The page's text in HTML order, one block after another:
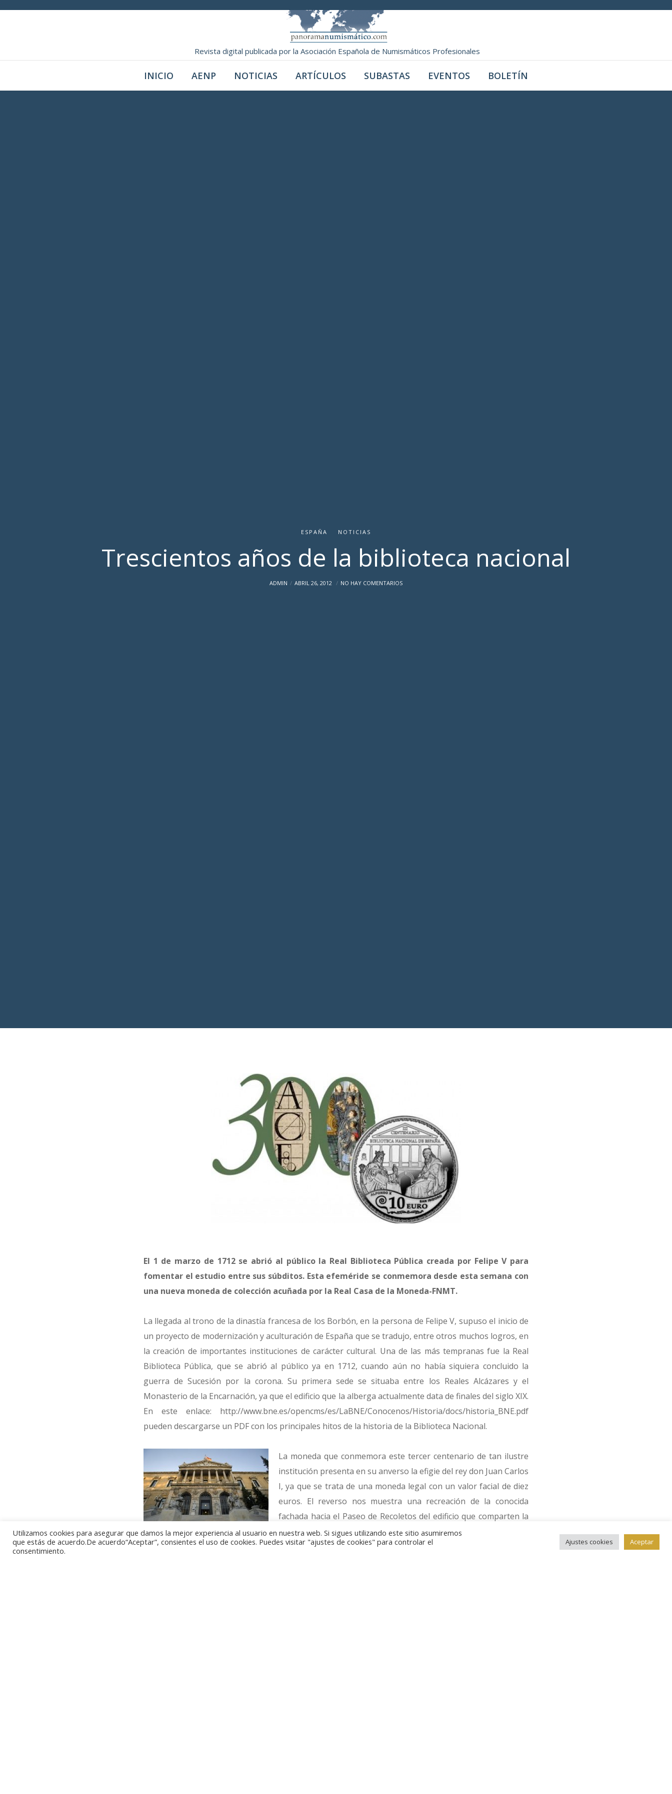
Revista digital publicada por la Asociación Española de Numismáticos Profesionales
INICIO AENP NOTICIAS ARTÍCULOS SUBASTAS EVENTOS BOLETÍN
ESPAÑA NOTICIAS
Trescientos años de la biblioteca nacional
ADMIN ABRIL 26, 2012 NO HAY COMENTARIOS
El 1 de marzo de 1712 se abrió al público la Real Biblioteca Pública creada por Felipe V para
fomentar el estudio entre sus súbditos. Esta efeméride se conmemora desde esta semana con
una nueva moneda de colección acuñada por la Real Casa de la Moneda-FNMT.
La llegada al trono de la dinastía francesa de los Borbón, en la persona de Felipe V, supuso el inicio de
un proyecto de modernización y aculturación de España que se tradujo, entre otros muchos logros, en
la creación de importantes instituciones de carácter cultural. Una de las más tempranas fue la Real
Biblioteca Pública, que se abrió al público ya en 1712, cuando aún no había siquiera concluido la
guerra de Sucesión por la corona. Su primera sede se situaba entre los Reales Alcázares y el
Monasterio de la Encarnación, ya que el edificio que la alberga actualmente data de finales del siglo XIX.
En este enlace: http://www.bne.es/opencms/es/LaBNE/Conocenos/Historia/docs/historia_BNE.pdf
pueden descargarse un PDF con los principales hitos de la historia de la Biblioteca Nacional.
La moneda que conmemora este tercer centenario de tan ilustre
institución presenta en su anverso la efigie del rey don Juan Carlos
I, ya que se trata de una moneda legal con un valor facial de diez
euros. El reverso nos muestra una recreación de la conocida
fachada hacia el Paseo de Recoletos del edificio que comparten la
Biblioteca Nacional y el Museo Arqueológico Nacional. En primer
plano se distinguen las esculturas de Alfonso X el Sabio y de San Isidoro de Sevilla que adornan la
Utilizamos cookies para asegurar que damos la mejor experiencia al usuario en nuestra web. Si sigues utilizando este sitio asumiremos
que estás de acuerdo.De acuerdo“Aceptar”, consientes el uso de cookies. Puedes visitar "ajustes de cookies" para controlar el
consentimiento.
Ajustes cookies Aceptar